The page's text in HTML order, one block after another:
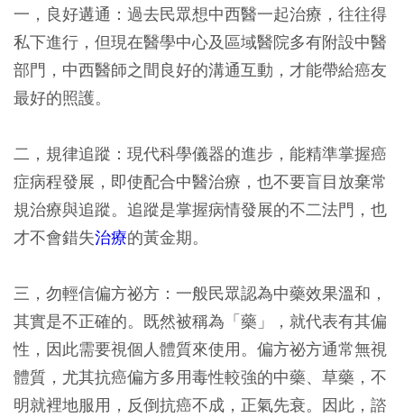
一，良好遘通：過去民眾想中西醫一起治療，往往得
私下進行，但現在醫學中心及區域醫院多有附設中醫
部門，中西醫師之間良好的溝通互動，才能帶給癌友
最好的照護。
二，規律追蹤：現代科學儀器的進步，能精準掌握癌
症病程發展，即使配合中醫治療，也不要盲目放棄常
規治療與追蹤。追蹤是掌握病情發展的不二法門，也
才不會錯失治療的黃金期。
三，勿輕信偏方祕方：一般民眾認為中藥效果溫和，
其實是不正確的。既然被稱為「藥」，就代表有其偏
性，因此需要視個人體質來使用。偏方祕方通常無視
體質，尤其抗癌偏方多用毒性較強的中藥、草藥，不
明就裡地服用，反倒抗癌不成，正氣先衰。因此，諮